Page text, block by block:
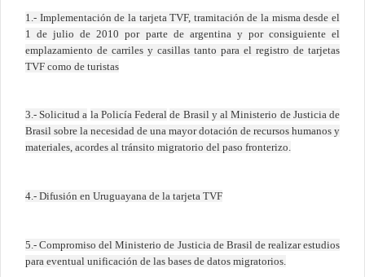
1.- Implementación de la tarjeta TVF, tramitación de la misma desde el
1 de julio de 2010 por parte de argentina y por consiguiente el
emplazamiento de carriles y casillas tanto para el registro de tarjetas
TVF como de turistas
3.- Solicitud a la Policía Federal de Brasil y al Ministerio de Justicia de
Brasil sobre la necesidad de una mayor dotación de recursos humanos y
materiales, acordes al tránsito migratorio del paso fronterizo.
4.- Difusión en Uruguayana de la tarjeta TVF
5.- Compromiso del Ministerio de Justicia de Brasil de realizar estudios
para eventual unificación de las bases de datos migratorios.